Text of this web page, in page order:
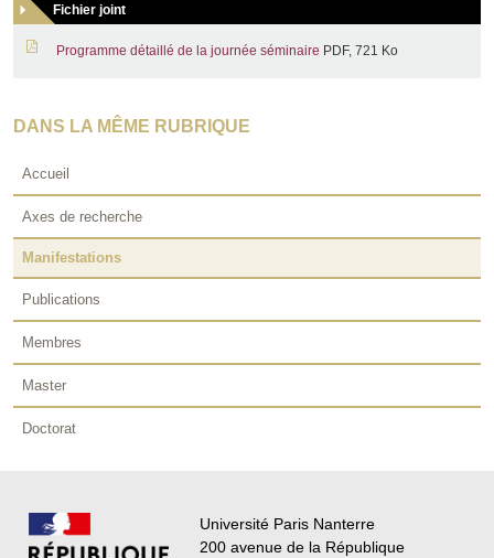
Fichier joint
Programme détaillé de la journée séminaire PDF, 721 Ko
DANS LA MÊME RUBRIQUE
Accueil
Axes de recherche
Manifestations
Publications
Membres
Master
Doctorat
Université Paris Nanterre
200 avenue de la République